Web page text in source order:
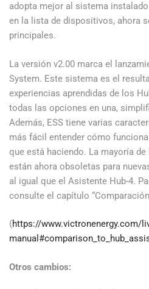
adopta mejor al sistema
en la lista de dispositivos, ahora
principales.
La versión v2.00 marca el
System. Este sistema es el
experiencias aprendidas de los
todas las opciones en una,
Además, ESS tiene varias
más fácil entender cómo
que está haciendo. La mayoría
están ahora obsoletas para
al igual que el Asistente Hub-4.
consulte el capítulo
(https://www.victronenergy.com/
Otros cambios: